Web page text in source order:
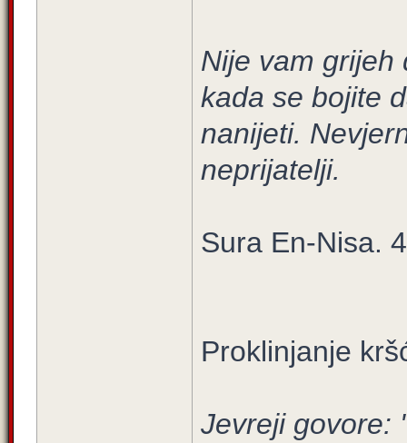
Nije vam grijeh
kada se bojite
nanijeti.
neprijatelji.
Sura En-Nisa.
Proklinjanje
Jevreji govore: